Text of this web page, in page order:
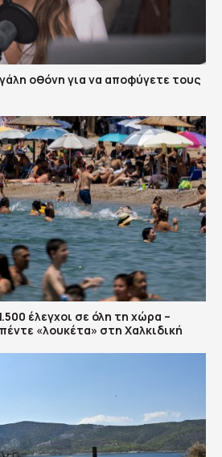
οθόνη για να αποφύγετε τους
έλεγχοι σε όλη τη χώρα –
«λουκέτα» στη Χαλκιδική